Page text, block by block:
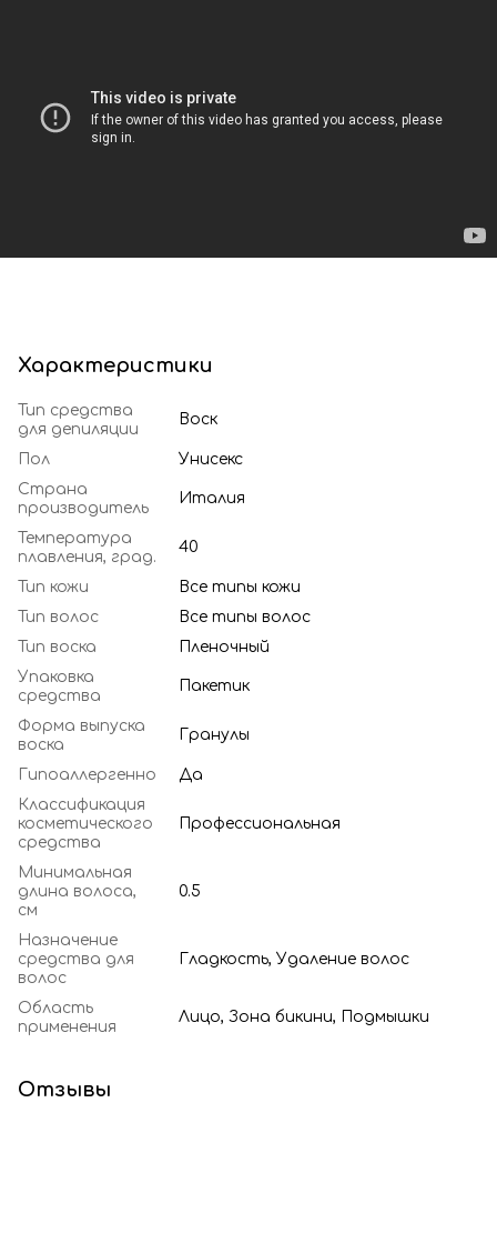
Характеристики
Тип средства
для депиляции
Воск
Пол
Унисекс
Страна
производитель
Италия
Температура
плавления, град.
40
Тип кожи
Все типы кожи
Тип волос
Все типы волос
Тип воска
Пленочный
Упаковка
средства
Пакетик
Форма выпуска
воска
Гранулы
Гипоаллергенно
Да
Классификация
косметического
средства
Профессиональная
Минимальная
длина волоса,
см
0.5
Назначение
средства для
волос
Гладкость, Удаление волос
Область
применения
Лицо, Зона бикини, Подмышки
Отзывы